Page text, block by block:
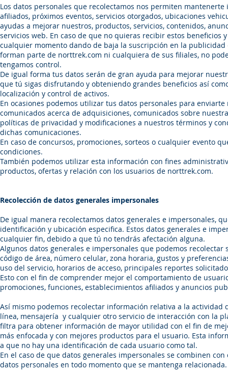
Los datos personales que recolectamos nos permiten
afiliados, próximos eventos, servicios otorgados, ubicaciones
ayudas a mejorar nuestros, productos, servicios, contenidos,
servicios web. En caso de que no quieras recibir estos
cualquier momento dando de baja la suscripción en la
forman parte de norttrek.com ni cualquiera de sus filiales, no
tengamos control.
De igual forma tus datos serán de gran ayuda para mejorar
que tú sigas disfrutando y obteniendo grandes beneficios así
localización y control de activos.
En ocasiones podemos utilizar tus datos personales para
comunicados acerca de adquisiciones, comunicados sobre
políticas de privacidad y modificaciones a nuestros términos y
dichas comunicaciones.
En caso de concursos, promociones, sorteos o cualquier evento
condiciones.
También podemos utilizar esta información con fines
productos, ofertas y relación con los usuarios de norttrek.com.
Recolección de datos generales impersonales
De igual manera recolectamos datos generales e impersonales,
identificación y ubicación especifica. Estos datos generales e
cualquier fin, debido a que tú no tendrás afectación alguna.
Algunos datos generales e impersonales que podemos
código de área, número celular, zona horaria, gustos y
uso del servicio, horarios de acceso, principales reportes
Esto con el fin de comprender mejor el comportamiento de
promociones, funciones, establecimientos afiliados y anuncios
Así mismo podemos recolectar información relativa a la
línea, mensajería y cualquier otro servicio de interacción con la
filtra para obtener información de mayor utilidad con el fin de
más enfocada y con mejores productos para el usuario. Esta
a que no hay una identificación de cada usuario como tal.
En el caso de que datos generales impersonales se combinen
datos personales en todo momento que se mantenga relacionada.